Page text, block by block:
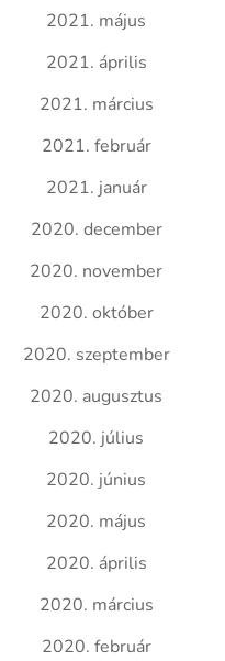
2021. május
2021. április
2021. március
2021. február
2021. január
2020. december
2020. november
2020. október
2020. szeptember
2020. augusztus
2020. július
2020. június
2020. május
2020. április
2020. március
2020. február